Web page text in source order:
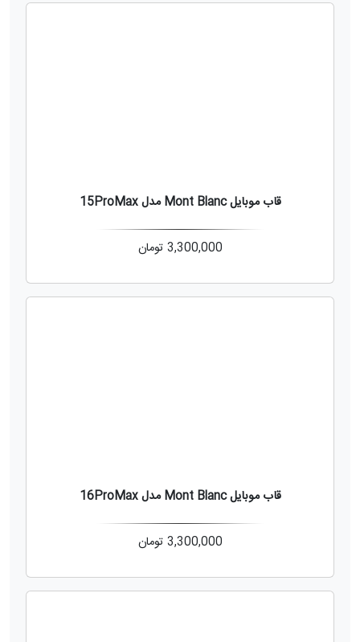
قاب موبایل Mont Blanc مدل 15ProMax
3,300,000 تومان
قاب موبایل Mont Blanc مدل 16ProMax
3,300,000 تومان